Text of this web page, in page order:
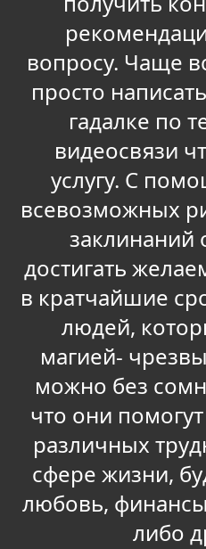
вопросу. Чаще
просто
гадалке по
видеосвязи
услугу. С
всевозможных
заклинаний
достигать
в кратчайшие
людей,
магией-
можно без
что они
различных
сфере жизни,
любовь,
либо